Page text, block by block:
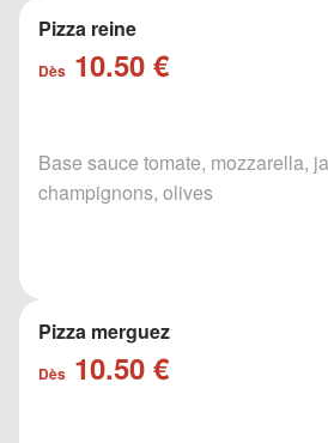
Pizza reine
Dès 10.50 €
Base sauce tomate, mozzarella,
champignons, olives
Pizza merguez
Dès 10.50 €